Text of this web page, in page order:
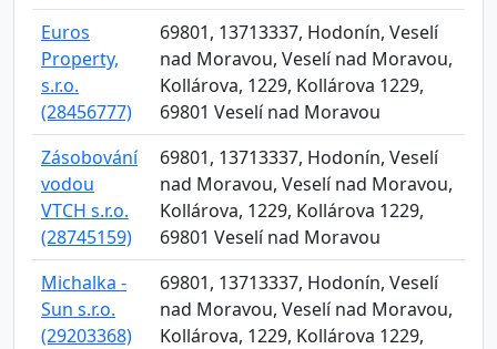
Euros
Property,
s.r.o.
(28456777)
69801, 13713337, Hodonín, Veselí
nad Moravou, Veselí nad Moravou,
Kollárova, 1229, Kollárova 1229,
69801 Veselí nad Moravou
Zásobování
vodou
VTCH s.r.o.
(28745159)
69801, 13713337, Hodonín, Veselí
nad Moravou, Veselí nad Moravou,
Kollárova, 1229, Kollárova 1229,
69801 Veselí nad Moravou
Michalka -
Sun s.r.o.
(29203368)
69801, 13713337, Hodonín, Veselí
nad Moravou, Veselí nad Moravou,
Kollárova, 1229, Kollárova 1229,